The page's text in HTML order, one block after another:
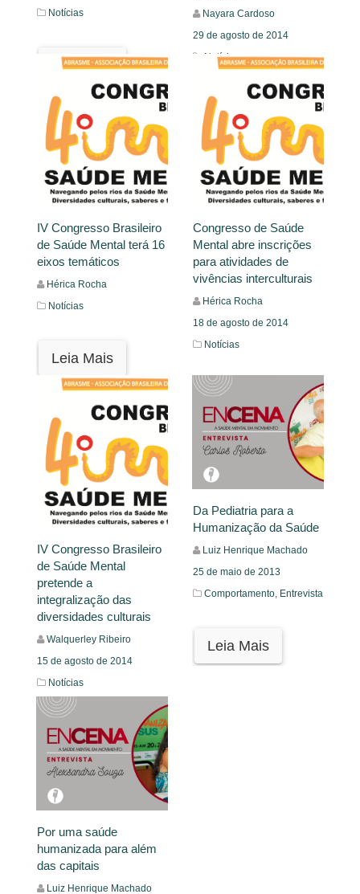
Notícias
Leia Mais
Nayara Cardoso
29 de agosto de 2014
Notícias
Leia Mais
IV Congresso Brasileiro
de Saúde Mental terá 16
eixos temáticos
Hérica Rocha
Notícias
Leia Mais
Congresso de Saúde
Mental abre inscrições
para atividades de
vivências interculturais
Hérica Rocha
18 de agosto de 2014
Notícias
Leia Mais
IV Congresso Brasileiro
de Saúde Mental
pretende a
integralização das
diversidades culturais
Walquerley Ribeiro
15 de agosto de 2014
Notícias
Leia Mais
Da Pediatria para a
Humanização da Saúde
Luiz Henrique Machado
25 de maio de 2013
Comportamento, Entrevista
Leia Mais
Por uma saúde
humanizada para além
das capitais
Luiz Henrique Machado